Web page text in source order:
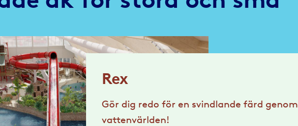
Rex
Gör dig redo för en svindlande färd genom
vattenvärlden!